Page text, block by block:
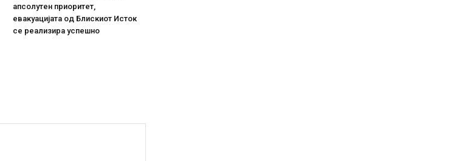
апсолутен приоритет,
евакуацијата од Блискиот Исток
се реализира успешно